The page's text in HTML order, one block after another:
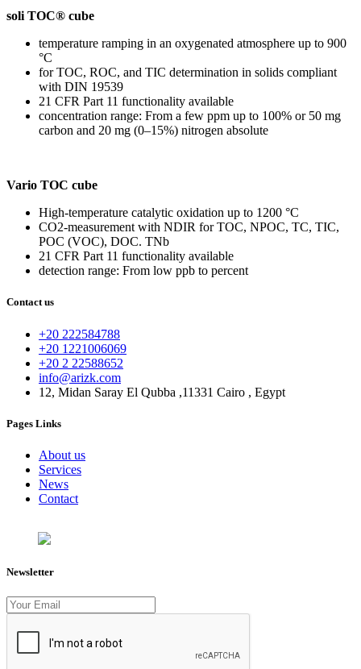
soli TOC® cube
temperature ramping in an oxygenated atmosphere up to 900
°C
for TOC, ROC, and TIC determination in solids compliant
with DIN 19539
21 CFR Part 11 functionality available
concentration range: From a few ppm up to 100% or 50 mg
carbon and 20 mg (0–15%) nitrogen absolute
Vario TOC cube
High-temperature catalytic oxidation up to 1200 °C
CO2-measurement with NDIR for TOC, NPOC, TC, TIC,
POC (VOC), DOC. TNb
21 CFR Part 11 functionality available
detection range: From low ppb to percent
Contact us
+20 222584788
+20 1221006069
+20 2 22588652
info@arizk.com
12, Midan Saray El Qubba ,11331 Cairo , Egypt
Pages Links
About us
Services
News
Contact
Newsletter